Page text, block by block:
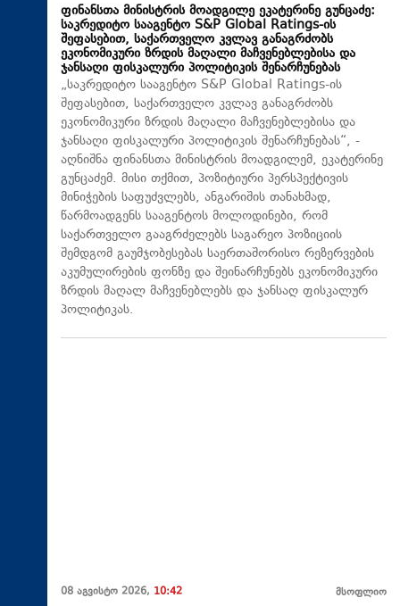
ფინანსთა მინისტრის მოადგილე ეკატერინე გუნცაძე:
საკრედიტო სააგენტო S&P Global Ratings-ის
შეფასებით, საქართველო კვლავ განაგრძობს
ეკონომიკური ზრდის მაღალი მაჩვენებლებისა და
ჯანსაღი ფისკალური პოლიტიკის შენარჩუნებას
„საკრედიტო სააგენტო S&P Global Ratings-ის
შეფასებით, საქართველო კვლავ განაგრძობს
ეკონომიკური ზრდის მაღალი მაჩვენებლებისა და
ჯანსაღი ფისკალური პოლიტიკის შენარჩუნებას“, -
აღნიშნა ფინანსთა მინისტრის მოადგილემ, ეკატერინე
გუნცაძემ. მისი თქმით, პოზიტიური პერსპექტივის
მინიჭების საფუძვლებს, ანგარიშის თანახმად,
წარმოადგენს სააგენტოს მოლოდინები, რომ
საქართველო გააგრძელებს საგარეო პოზიციის
შემდგომ გაუმჯობესებას საერთაშორისო რეზერვების
აკუმულირების ფონზე და შეინარჩუნებს ეკონომიკური
ზრდის მაღალ მაჩვენებლებს და ჯანსაღ ფისკალურ
პოლიტიკას.
08 აგვისტო 2026, 10:42 მსოფლიო